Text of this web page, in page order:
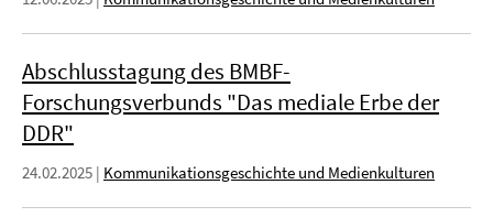
Abschlusstagung des BMBF-
Forschungsverbunds "Das mediale Erbe der
DDR"
24.02.2025 | Kommunikationsgeschichte und Medienkulturen